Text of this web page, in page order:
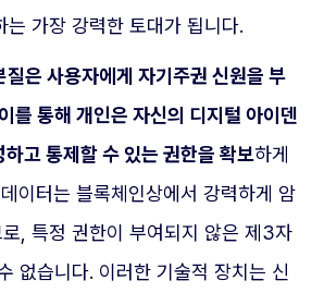
는 가장 강력한 토대가 됩니다.
질은 사용자에게 자기주권 신원을 부
를 통해 개인은 자신의 디지털 아이덴
고 통제할 수 있는 권한을 확보하게
이터는 블록체인상에서 강력하게 암
, 특정 권한이 부여되지 않은 제3자
없습니다. 이러한 기술적 장치는 신